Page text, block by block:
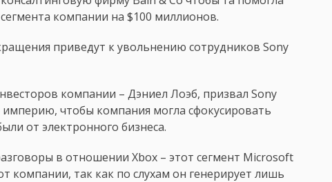
компании на $100 миллионов.
приведут к увольнению сотрудников Sony
компании – Дэниел Лоэб, призвал Sony
чтобы компания могла сфокусировать
от электронного бизнеса.
в отношении Xbox – этот сегмент Microsoft
компании, так как по слухам он генерирует лишь